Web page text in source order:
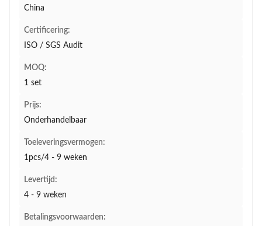
China
Certificering:
ISO / SGS Audit
MOQ:
1 set
Prijs:
Onderhandelbaar
Toeleveringsvermogen:
1pcs/4 - 9 weken
Levertijd:
4 - 9 weken
Betalingsvoorwaarden: